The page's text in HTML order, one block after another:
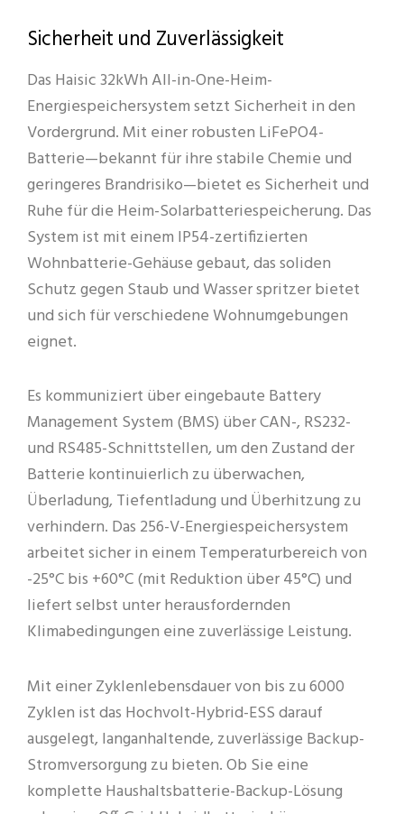
Sicherheit und Zuverlässigkeit
Das Haisic 32kWh All-in-One-Heim-
Energiespeichersystem setzt Sicherheit in den
Vordergrund. Mit einer robusten LiFePO4-
Batterie—bekannt für ihre stabile Chemie und
geringeres Brandrisiko—bietet es Sicherheit und
Ruhe für die Heim-Solarbatteriespeicherung. Das
System ist mit einem IP54-zertifizierten
Wohnbatterie-Gehäuse gebaut, das soliden
Schutz gegen Staub und Wasser spritzer bietet
und sich für verschiedene Wohnumgebungen
eignet.
Es kommuniziert über eingebaute Battery
Management System (BMS) über CAN-, RS232-
und RS485-Schnittstellen, um den Zustand der
Batterie kontinuierlich zu überwachen,
Überladung, Tiefentladung und Überhitzung zu
verhindern. Das 256-V-Energiespeichersystem
arbeitet sicher in einem Temperaturbereich von
-25°C bis +60°C (mit Reduktion über 45°C) und
liefert selbst unter herausfordernden
Klimabedingungen eine zuverlässige Leistung.
Mit einer Zyklenlebensdauer von bis zu 6000
Zyklen ist das Hochvolt-Hybrid-ESS darauf
ausgelegt, langanhaltende, zuverlässige Backup-
Stromversorgung zu bieten. Ob Sie eine
komplette Haushaltsbatterie-Backup-Lösung